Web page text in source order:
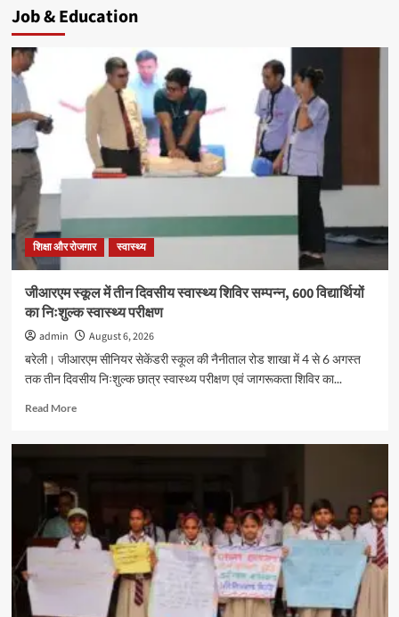
Job & Education
शिक्षा और रोजगार स्वास्थ्य
जीआरएम स्कूल में तीन दिवसीय स्वास्थ्य शिविर सम्पन्न, 600 विद्यार्थियों
का निःशुल्क स्वास्थ्य परीक्षण
admin
August 6, 2026
बरेली। जीआरएम सीनियर सेकेंडरी स्कूल की नैनीताल रोड शाखा में 4 से 6 अगस्त
तक तीन दिवसीय निःशुल्क छात्र स्वास्थ्य परीक्षण एवं जागरूकता शिविर का...
Read MoreRead
में
तीन
दिवसीय
स्वास्थ्य
विद्यार्थियों